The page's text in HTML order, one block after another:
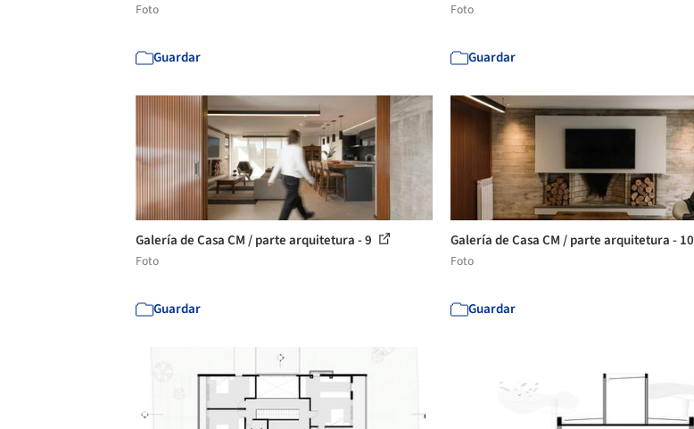
Foto
Guardar
Foto
Guardar
Galería de Casa CM / parte arquitetura - 9
Foto
Guardar
Galería de Casa CM / parte arquitetura - 10
Foto
Guardar